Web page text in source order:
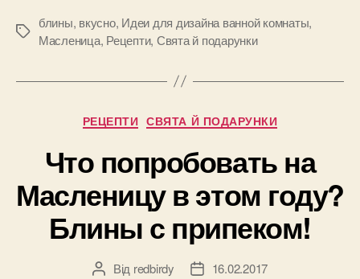
Масленицу
пирог”
Позначки
блины, вкусно, Идеи для дизайна ванной комнаты,
Масленица, Рецепти, Свята й подарунки
Категорії
РЕЦЕПТИ СВЯТА Й ПОДАРУНКИ
Что попробовать на
Масленицу в этом году?
Блины с припеком!
Автор
Від redbirdy
Дата16.02.2017